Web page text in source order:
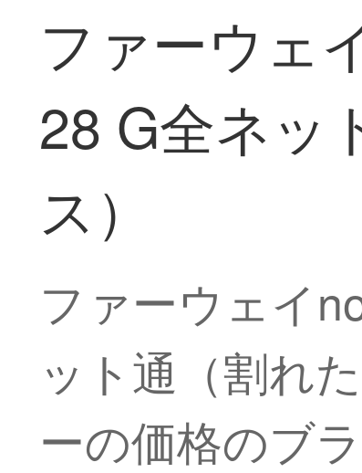
ファーウェ
28 G全ネッ
ス）
ファーウェイ
ット通（割れ
ーの価格のブ